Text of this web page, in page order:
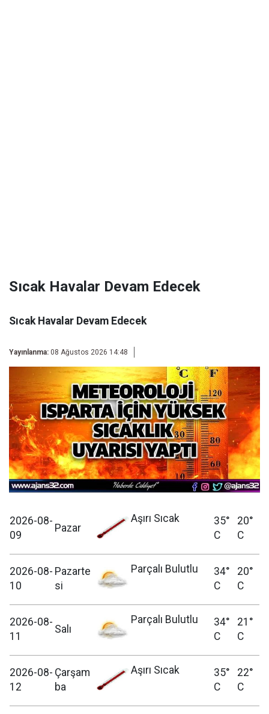
Sıcak Havalar Devam Edecek
Sıcak Havalar Devam Edecek
Yayınlanma: 08 Ağustos 2026 14:48
2026-08-
09
Pazar
Aşırı Sıcak
35°
C
20°
C
2026-08-
10
Pazarte
si
Parçalı Bulutlu
34°
C
20°
C
2026-08-
11
Salı
Parçalı Bulutlu
34°
C
21°
C
2026-08-
12
Çarşam
ba
Aşırı Sıcak
35°
C
22°
C